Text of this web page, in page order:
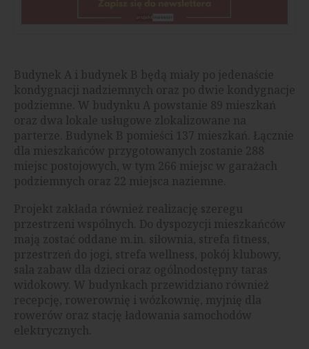
Budynek A i budynek B będą miały po jedenaście
kondygnacji nadziemnych oraz po dwie kondygnacje
podziemne. W budynku A powstanie 89 mieszkań
oraz dwa lokale usługowe zlokalizowane na
parterze. Budynek B pomieści 137 mieszkań. Łącznie
dla mieszkańców przygotowanych zostanie 288
miejsc postojowych, w tym 266 miejsc w garażach
podziemnych oraz 22 miejsca naziemne.
Projekt zakłada również realizację szeregu
przestrzeni wspólnych. Do dyspozycji mieszkańców
mają zostać oddane m.in. siłownia, strefa fitness,
przestrzeń do jogi, strefa wellness, pokój klubowy,
sala zabaw dla dzieci oraz ogólnodostępny taras
widokowy. W budynkach przewidziano również
recepcję, rowerownię i wózkownię, myjnię dla
rowerów oraz stację ładowania samochodów
elektrycznych.